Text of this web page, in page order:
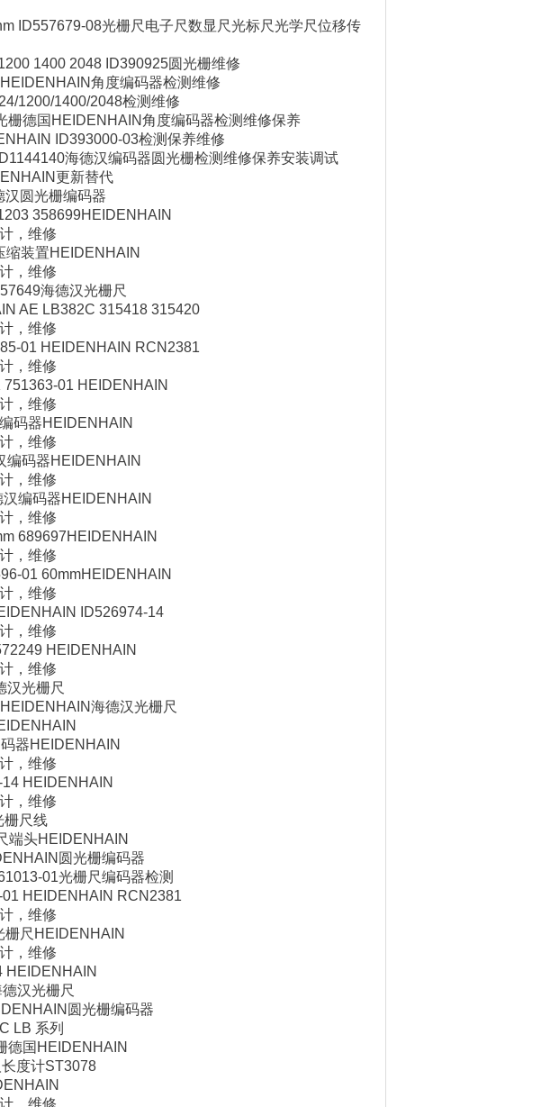
ID557679-08光栅尺电子尺数显尺光标尺光学尺位移传
1400 2048 ID390925圆光栅维修
角度编码器检测维修
1200/1400/2048检测维修
德国HEIDENHAIN角度编码器检测维修保养
ID393000-03检测保养维修
海德汉编码器圆光栅检测维修保养安装调试
更新替代
汉圆光栅编码器
358699HEIDENHAIN
，维修
缩装置HEIDENHAIN
，维修
海德汉光栅尺
AE LB382C 315418 315420
，维修
01 HEIDENHAIN RCN2381
，维修
01 HEIDENHAIN
，维修
码器HEIDENHAIN
，维修
编码器HEIDENHAIN
，维修
编码器HEIDENHAIN
，维修
689697HEIDENHAIN
，维修
01 60mmHEIDENHAIN
，维修
ID526974-14
，维修
HEIDENHAIN
，维修
汉光栅尺
海德汉光栅尺
器HEIDENHAIN
，维修
HEIDENHAIN
，维修
栅尺线
端头HEIDENHAIN
圆光栅编码器
01光栅尺编码器检测
HEIDENHAIN RCN2381
，维修
栅尺HEIDENHAIN
，维修
HEIDENHAIN
汉光栅尺
圆光栅编码器
LB 系列
德国HEIDENHAIN
度计ST3078
，维修